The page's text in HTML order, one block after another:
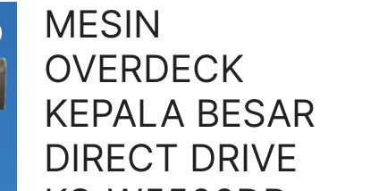
MESIN
OVERDECK
KEPALA BESAR
DIRECT DRIVE